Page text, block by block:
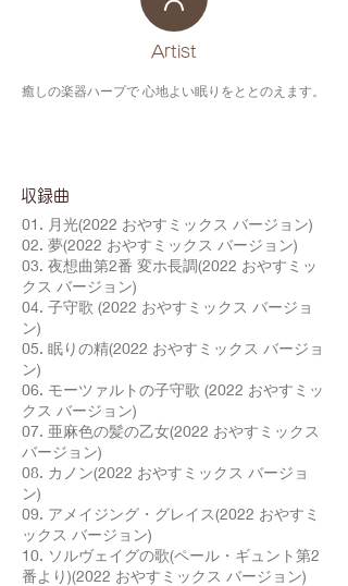
​Artist
癒しの楽器ハープで 心地よい眠りをととのえます。
​収録曲
01. 月光(2022 おやすミックス バージョン)
02. 夢(2022 おやすミックス バージョン)
03. 夜想曲第2番 変ホ長調(2022 おやすミッ
クス バージョン)
04. 子守歌 (2022 おやすミックス バージョ
ン)
05. 眠りの精(2022 おやすミックス バージョ
ン)
06. モーツァルトの子守歌 (2022 おやすミッ
クス バージョン)
07. 亜麻色の髪の乙女(2022 おやすミックス
バージョン)
08. カノン(2022 おやすミックス バージョ
ン)
09. アメイジング・グレイス(2022 おやすミ
ックス バージョン)
10. ソルヴェイグの歌(ペール・ギュント第2
番より)(2022 おやすミックス バージョン)